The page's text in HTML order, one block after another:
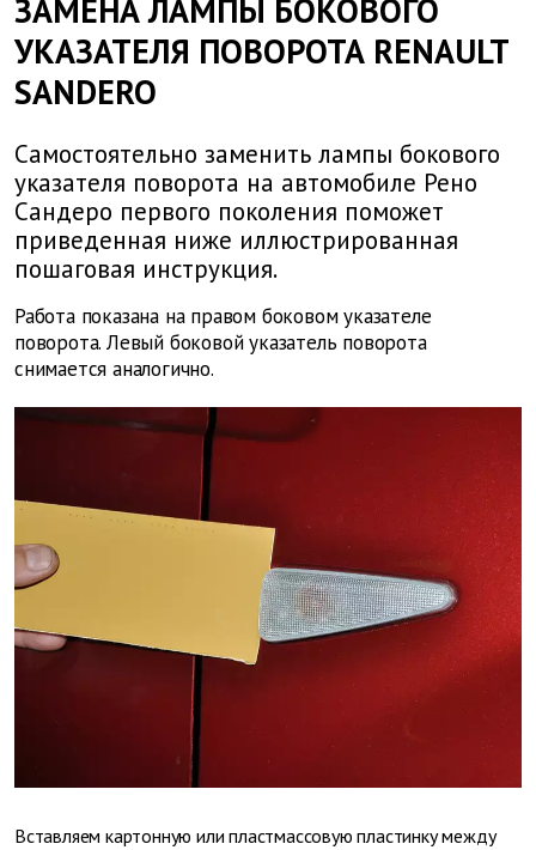
ЗАМЕНА ЛАМПЫ БОКОВОГО
УКАЗАТЕЛЯ ПОВОРОТА RENAULT
SANDERO
Самостоятельно заменить лампы бокового
указателя поворота на автомобиле Рено
Сандеро первого поколения поможет
приведенная ниже иллюстрированная
пошаговая инструкция.
Работа показана на правом боковом указателе
поворота. Левый боковой указатель поворота
снимается аналогично.
Вставляем картонную или пластмассовую пластинку между